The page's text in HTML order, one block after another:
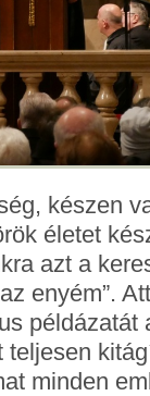
készen
életet
azt a
enyém”.
példázatát
minden